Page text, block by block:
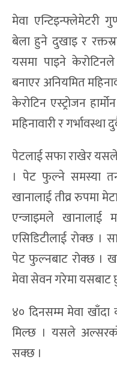
मेवा एन्टिइन्फ्लेमेटरी
बेला हुने दुखाइ र
यसमा पाइने
बनाएर अनियमित
केरोटिन एस्ट्रोजन
महिनावारी र गर्भावस्था
पेटलाई सफा राखेर
। पेट फुल्ने समस्या
खानालाई तीव्र रुपमा
एन्जाइमले खानालाई
एसिडिटीलाई रोक्छ ।
पेट फुल्नबाट रोक्छ ।
मेवा सेवन गरेमा यसबाट
४० दिनसम्म मेवा
मिल्छ । यसले
सक्छ ।